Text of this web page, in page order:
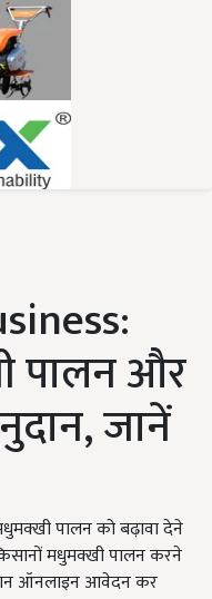
पालन और
जानें
पालन को बढ़ावा देने
मधुमक्खी पालन करने
ऑनलाइन आवेदन कर